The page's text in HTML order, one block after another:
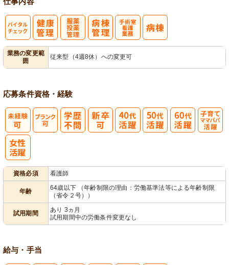
業務の変更範
囲
従来型（4週8休）への変更可
応募条件資格・経験
資格必須 看護師
年齢
64歳以下 （年齢制限の理由：労働基準法等による年齢制限
（省令２号））
試用期間
あり 3ヵ月
試用期間中の労働条件変更なし
給与・手当